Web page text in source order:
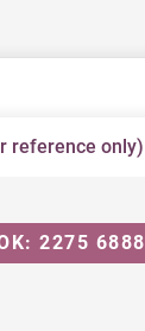
reference only)
2275 6888